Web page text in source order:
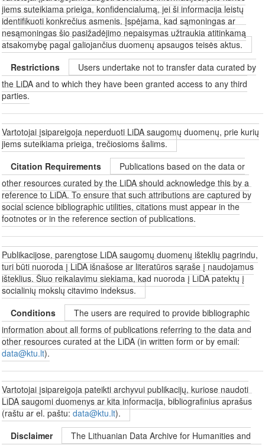
jiems suteikiama prieiga, konfidencialumą, jei ši informacija leistų
identifikuoti konkrečius asmenis. Įspėjama, kad sąmoningas ar
nesąmoningas šio pasižadėjimo nepaisymas užtraukia atitinkamą
atsakomybę pagal galiojančius duomenų apsaugos teisės aktus.
Restrictions
Users undertake not to transfer data curated by
the LiDA and to which they have been granted access to any third
parties.
Vartotojai įsipareigoja neperduoti LiDA saugomų duomenų, prie kurių
jiems suteikiama prieiga, trečiosioms šalims.
Citation Requirements
Publications based on the data or
other resources curated by the LiDA should acknowledge this by a
reference to LiDA. To ensure that such attributions are captured by
social science bibliographic utilities, citations must appear in the
footnotes or in the reference section of publications.
Publikacijose, parengtose LiDA saugomų duomenų išteklių pagrindu,
turi būti nuoroda į LiDA išnašose ar literatūros sąraše į naudojamus
išteklius. Šiuo reikalavimu siekiama, kad nuoroda į LiDA patektų į
socialinių mokslų citavimo indeksus.
Conditions
The users are required to provide bibliographic
information about all forms of publications referring to the data and
other resources curated at the LiDA (in written form or by email:
data@ktu.lt).
Vartotojai įsipareigoja pateikti archyvui publikacijų, kuriose naudoti
LiDA saugomi duomenys ar kita informacija, bibliografinius aprašus
(raštu ar el. paštu:data@ktu.lt).
Disclaimer
The Lithuanian Data Archive for Humanities and